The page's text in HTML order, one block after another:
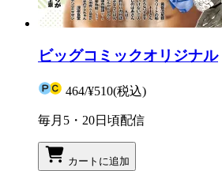
ビッグコミックオリジナル
464/¥510(税込)
毎月5・20日頃配信
カートに追加